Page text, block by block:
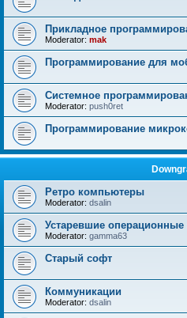
Прикладное
Moderator: mak
Программирование для
Системное
Moderator: push0ret
Программирование
Ретро компьютеры
Moderator: dsalin
Устаревшие
Moderator: gamma63
Старый софт
Коммуникации
Moderator: dsalin